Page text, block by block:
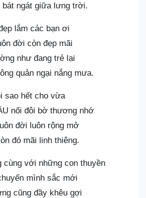
ngát giữa lưng trời.
lắm các bạn ơi
đời còn đẹp mãi
như đang trẻ lại
quản ngại nắng mưa.
sao hết cho vừa
nối đôi bờ thương nhớ
đời luôn rộng mở
đó mãi linh thiêng.
cùng với những con thuyền
mình sắc mới
cũng đầy khêu gợi